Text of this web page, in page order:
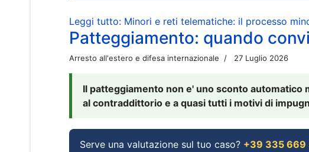
Leggi tutto: Minori e reti telematiche: il processo
Patteggiamento: quando
Arresto all'estero e difesa internazionale 27 Luglio 2026
Il patteggiamento non e' uno sconto automatico
al contraddittorio e a quasi tutti i motivi di
Serve una valutazione sul tuo caso? +39 335 669